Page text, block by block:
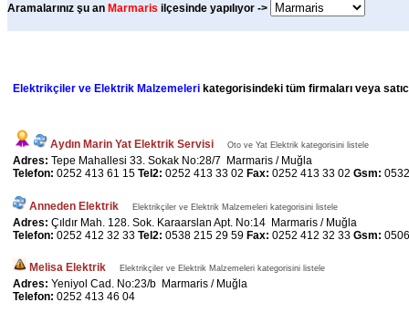
Aramalarınız şu an Marmaris ilçesinde yapılıyor ->
Elektrikçiler ve Elektrik Malzemeleri kategorisindeki tüm firmaları veya
Aydın Marin Yat Elektrik Servisi Oto ve Yat Elektrik kategorisini listele
Adres: Tepe Mahallesi 33. Sokak No:28/7 Marmaris / Muğla
Telefon: 0252 413 61 15 Tel2: 0252 413 33 02 Fax: 0252 413 33 02 Gsm:
Anneden Elektrik Elektrikçiler ve Elektrik Malzemeleri kategorisini listele
Adres: Çıldır Mah. 128. Sok. Karaarslan Apt. No:14 Marmaris / Muğla
Telefon: 0252 412 32 33 Tel2: 0538 215 29 59 Fax: 0252 412 32 33 Gsm:
Melisa Elektrik Elektrikçiler ve Elektrik Malzemeleri kategorisini listele
Adres: Yeniyol Cad. No:23/b Marmaris / Muğla
Telefon: 0252 413 46 04